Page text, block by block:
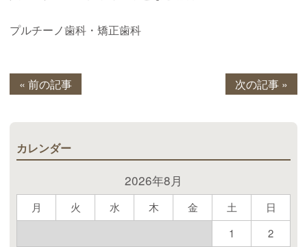
プルチーノ歯科・矯正歯科
« 前の記事 次の記事 »
カレンダー
2026年8月
月 火 水 木 金 土
日
1
2